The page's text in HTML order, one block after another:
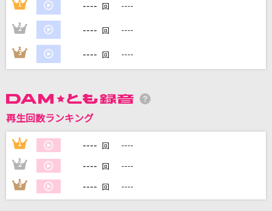
DAMの新曲・ランキングなど
DAMに会員登録・ログインして
カラオケをもっと楽しもう！
1 ---- 回 ----
2 ---- 回 ----
3 ---- 回 ----
再生回数ランキング
1 ---- 回 ----
2 ---- 回 ----
3 ---- 回 ----